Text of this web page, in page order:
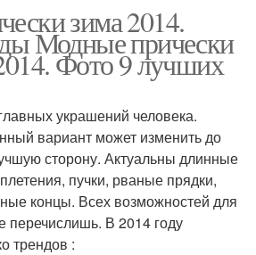
зима 2014.
Модные прически
Фото 9 лучших
украшений человека.
вариант может изменить до
сторону. Актуальны длинные
пучки, рваные прядки,
концы. Всех возможностей для
В 2014 году
трендов :